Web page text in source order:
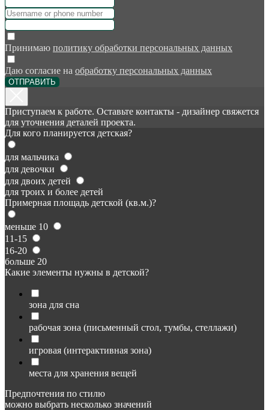
Принимаю политику обработки персональных данных
Даю согласие на обработку персональных данных
ОТПРАВИТЬ
Приступаем к работе. Оставьте контакты - дизайнер свяжется
для уточнения деталей проекта.
Для кого планируется детская?
для мальчика
для девочки
для двоих детей
для троих и более детей
Примерная площадь детской (кв.м.)?
меньше 10
11-15
16-20
больше 20
Какие элементы нужны в детской?
зона для сна
рабочая зона (письменный стол, тумбы, стеллажи)
игровая (интерактивная зона)
места для хранения вещей
Предпочтения по стилю
можно выбрать несколько значений